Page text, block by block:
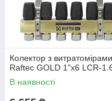
Колектор з витратомірами
Raftec GOLD 1"х6 LCR-
В наявності